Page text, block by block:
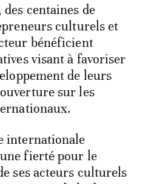
centaines de
culturels et
bénéficient
visant à favoriser
de leurs
sur les
internationale
fierté pour le
ses acteurs culturels